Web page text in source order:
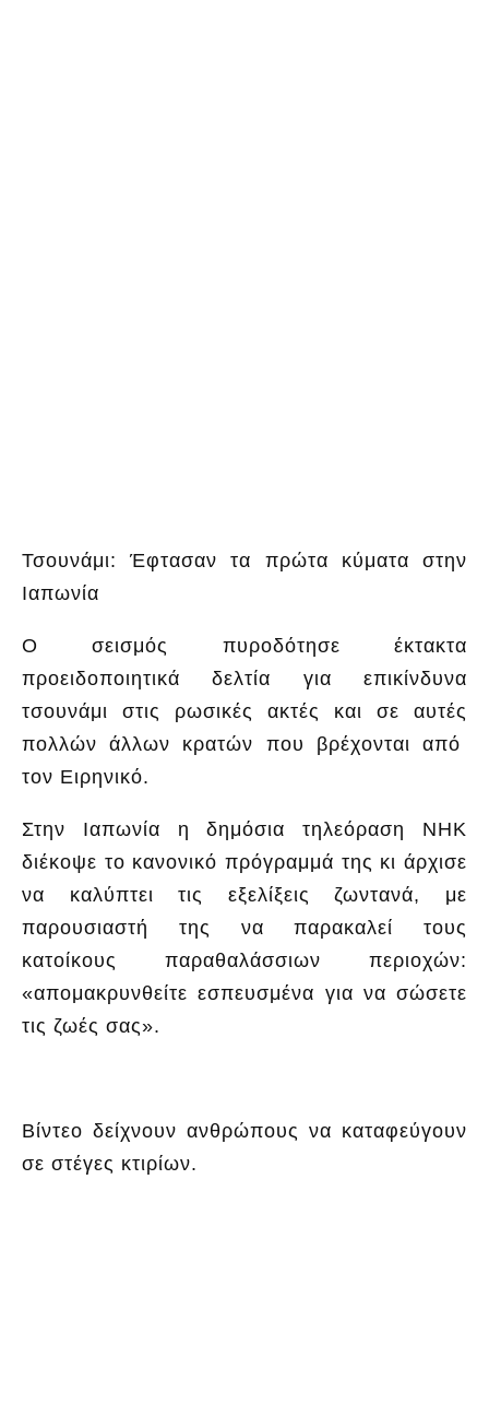
Τσουνάμι: Έφτασαν τα πρώτα κύματα στην
Ιαπωνία
Ο σεισμός πυροδότησε έκτακτα
προειδοποιητικά δελτία για επικίνδυνα
τσουνάμι στις ρωσικές ακτές και σε αυτές
πολλών άλλων κρατών που βρέχονται από
τον Ειρηνικό.
Στην Ιαπωνία η δημόσια τηλεόραση NHK
διέκοψε το κανονικό πρόγραμμά της κι άρχισε
να καλύπτει τις εξελίξεις ζωντανά, με
παρουσιαστή της να παρακαλεί τους
κατοίκους παραθαλάσσιων περιοχών:
«απομακρυνθείτε εσπευσμένα για να σώσετε
τις ζωές σας».
Βίντεο δείχνουν ανθρώπους να καταφεύγουν
σε στέγες κτιρίων.